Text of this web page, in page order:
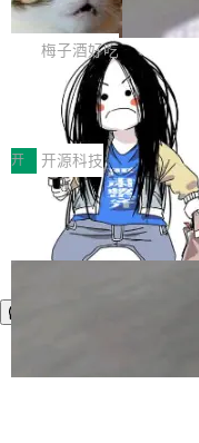
但对于金融、能源、医疗
Token花在哪里、算力是
续增长的AI成本该如何优
正是围绕这些实际问题，
理两个方面，让用户的每
得住、用得稳、省得下、
始，Token使用一目...
不是一个人走。一同离开
wat（Google 员工编号
年的编程搭档，
作者）、Quoc Le（
q2Seq 和 DocAI 的共同
yals（Gemini 联合负责人
字体可调、22 种语言
打开终端就能上岗的全中
把「看得清、用母语、记
齐。 SolonCode 是什么
耳科技研发的企业级终
中文驱动的数字员工，自
骤、编写代码。不挑模型
装完即用。 开源地址：
b 安装 支持 Java 8+（
x / Windows / Harmony
x / Harmony PC curl -
梅子酒好吃
让“代码语义理解”深度
价值潜能：华为云码
代码仓技术解析
一、代码仓深度理解技
程实践中，代码仓是企业
体。企业级代码仓库通常
个文件，其规模远超单次
文窗口。随着项目规模的
不断累积，代码仓中的模
务逻辑等关键信息往往分
件之中，形成高度复杂的
开 开源科技